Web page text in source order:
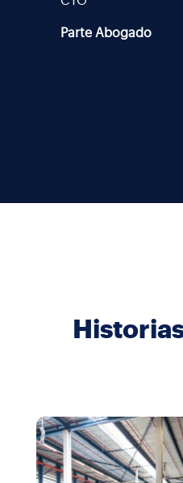
Parte Abogado